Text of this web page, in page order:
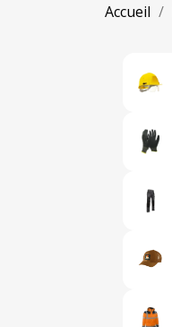
Accueil